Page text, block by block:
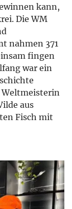
kann,
Die WM
nahmen 371
fingen
war ein
Weltmeisterin
aus
Fisch mit